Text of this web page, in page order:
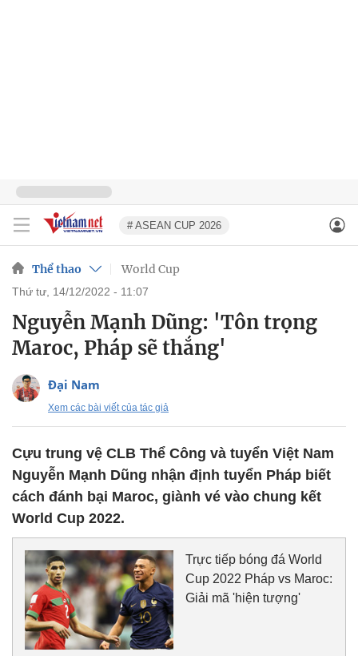
# ASEAN CUP 2026
Thể thao World Cup
thứ tư, 14/12/2022 - 11:07
Nguyễn Mạnh Dũng: 'Tôn trọng
Maroc, Pháp sẽ thắng'
Đại Nam
Xem các bài viết của tác giả
Cựu trung vệ CLB Thể Công và tuyển Việt Nam
Nguyễn Mạnh Dũng nhận định tuyển Pháp biết
cách đánh bại Maroc, giành vé vào chung kết
World Cup 2022.
Trực tiếp bóng đá World
Cup 2022 Pháp vs Maroc:
Giải mã 'hiện tượng'